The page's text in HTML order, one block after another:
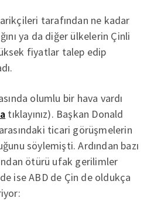
tarafından ne kadar
ya da diğer ülkelerin Çinli
fiyatlar talep edip
olumlu bir hava vardı
tıklayınız). Başkan Donald
ticari görüşmelerin
söylemişti. Ardından bazı
ötürü ufak gerilimler
ise ABD de Çin de oldukça